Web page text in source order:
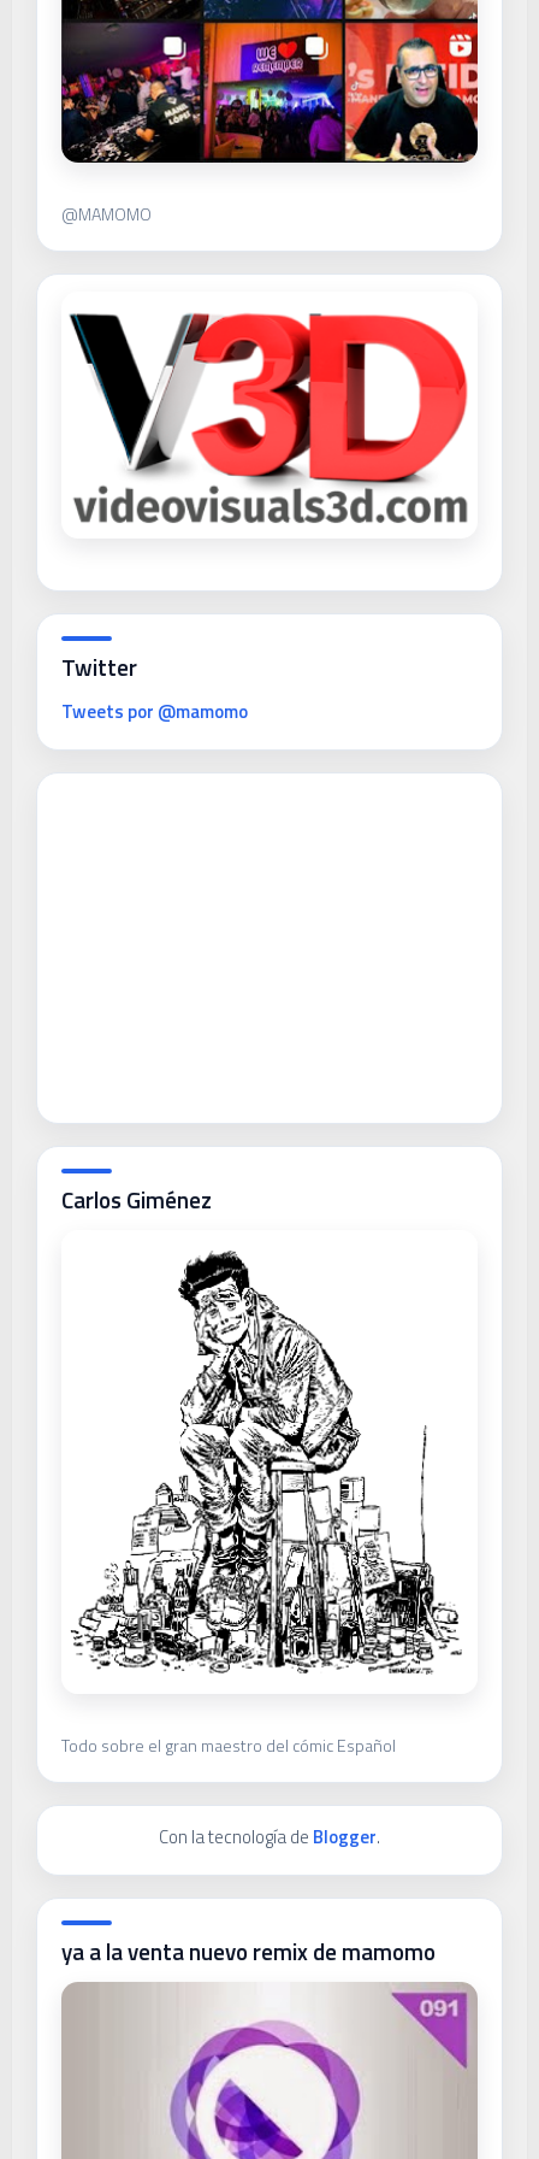
@MAMOMO
Twitter
Tweets por @mamomo
Carlos Giménez
Todo sobre el gran maestro del cómic Español
Con la tecnología de Blogger.
ya a la venta nuevo remix de mamomo